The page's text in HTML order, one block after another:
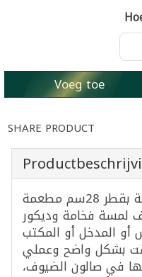
Voeg toe
SHARE PRODUCT
ساعة حائط خشبية مضلعة بقطر 28سم مطعمة
لمسة فخامة وديكور
المدخل أو المكتب
في صالون الضيوف،